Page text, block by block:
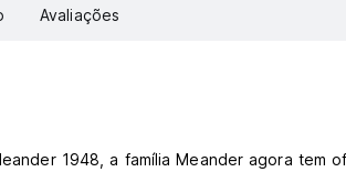
Avaliações
1948, a família Meander agora tem